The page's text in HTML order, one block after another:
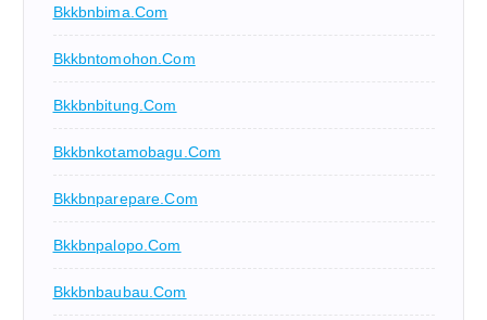
Bkkbnbima.com
Bkkbntomohon.com
Bkkbnbitung.com
Bkkbnkotamobagu.com
Bkkbnparepare.com
Bkkbnpalopo.com
Bkkbnbaubau.com